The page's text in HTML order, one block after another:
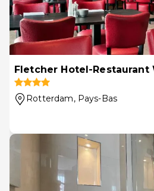
Fletcher Hotel-
Rotterdam, Pays-Bas